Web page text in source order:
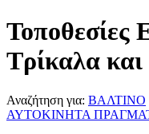
Τοποθεσίες
Τρίκαλα
Αναζήτηση για: ΒΑΛΤΙΝΟ
ΑΥΤΟΚΙΝΗΤΑ